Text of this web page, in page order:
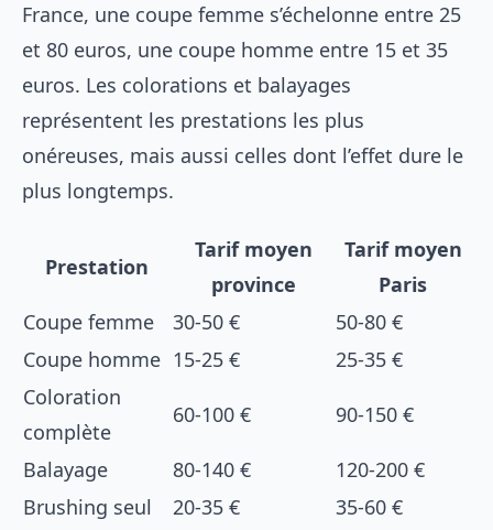
France, une coupe femme s’échelonne entre 25
et 80 euros, une coupe homme entre 15 et 35
euros. Les colorations et balayages
représentent les prestations les plus
onéreuses, mais aussi celles dont l’effet dure le
plus longtemps.
Prestation
Tarif moyen
province
Tarif moyen
Paris
Coupe femme
30-50 €
50-80 €
Coupe homme 15-25 €
25-35 €
Coloration
complète
60-100 € 90-150 €
Balayage 80-140 €
120-200 €
Brushing seul
20-35 €
35-60 €